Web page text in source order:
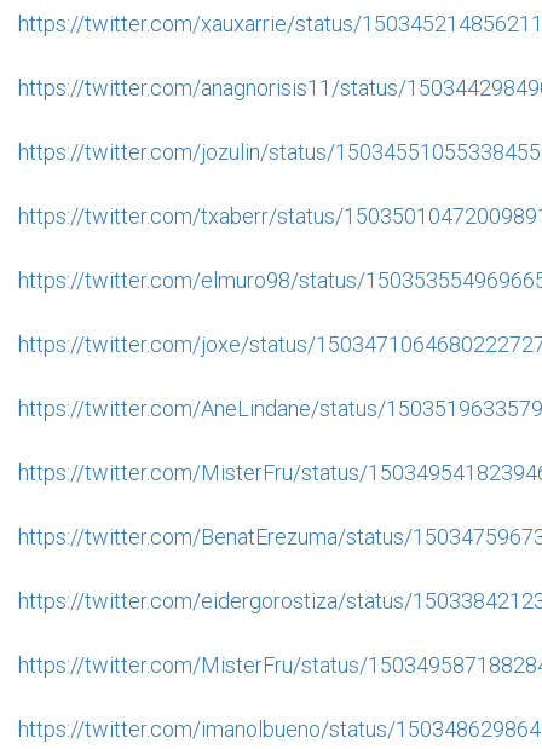
https://twitter.com/xauxarrie/status/
https://twitter.com/anagnorisis11/status/
https://twitter.com/jozulin/status/
https://twitter.com/txaberr/status/
https://twitter.com/elmuro98/status/
https://twitter.com/joxe/status/
https://twitter.com/AneLindane/status/
https://twitter.com/MisterFru/status/
https://twitter.com/BenatErezuma/status/
https://twitter.com/eidergorostiza/status/
https://twitter.com/MisterFru/status/
https://twitter.com/imanolbueno/status/